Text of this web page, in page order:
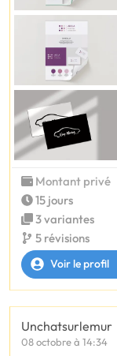
Montant privé
15 jours
3 variantes
5 révisions
Voir le profil
Unchatsurlemur
08 octobre à 14:34